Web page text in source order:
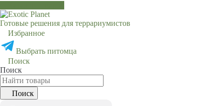
Готовые решения для террариумистов
Избранное
Выбрать питомца
Поиск
Поиск
Поиск